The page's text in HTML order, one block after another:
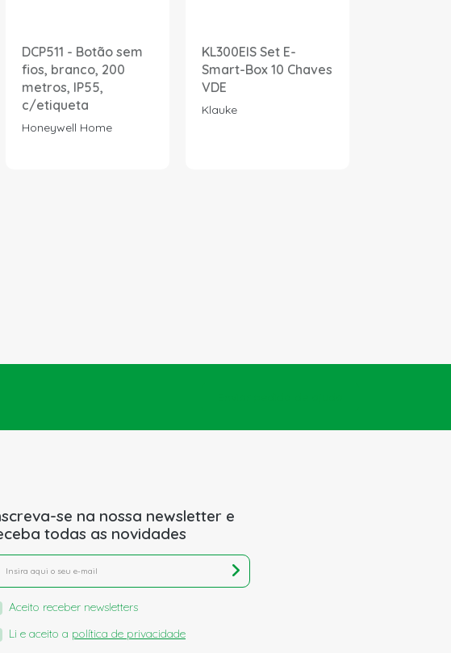
DCP511 - Botão sem
fios, branco, 200
metros, IP55,
c/etiqueta
Honeywell Home
KL300EIS Set E-
Smart-Box 10 Chaves
VDE
Klauke
se na nossa newsletter e
todas as novidades
Aceito receber newsletters
Li e aceito a política de privacidade